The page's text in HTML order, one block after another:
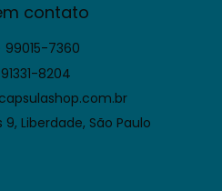
contato
99015-7360
91331-8204
9, Liberdade, São Paulo